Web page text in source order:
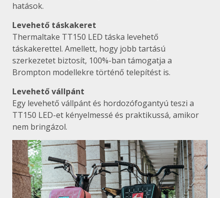
hatások.
Levehető táskakeret
Thermaltake TT150 LED táska levehető
táskakerettel. Amellett, hogy jobb tartású
szerkezetet biztosít, 100%-ban támogatja a
Brompton modellekre történő telepítést is.
Levehető vállpánt
Egy levehető vállpánt és hordozófogantyú teszi a
TT150 LED-et kényelmessé és praktikussá, amikor
nem bringázol.